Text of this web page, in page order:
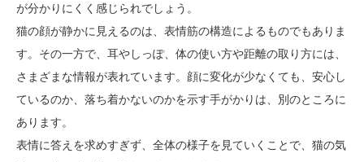
が分かりにくく感じられでしょう。
猫の顔が静かに見えるのは、表情筋の構造によるものでもありま
す。その一方で、耳やしっぽ、体の使い方や距離の取り方には、
さまざまな情報が表れています。顔に変化が少なくても、安心し
ているのか、落ち着かないのかを示す手がかりは、別のところに
あります。
表情に答えを求めすぎず、全体の様子を見ていくことで、猫の気